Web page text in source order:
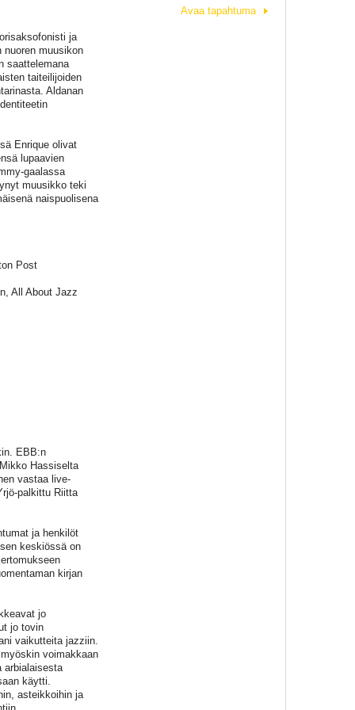
ja
muusikon
saattelemana
taiteilijoiden
Aldanan
Enrique olivat
lupaavien
gaalassa
muusikko teki
naispuolisena
Post
All About Jazz
EBB:n
Hassiselta
vastaa live-
palkittu Riitta
ja henkilöt
keskiössä on
kirjan
jo
jo tovin
vaikutteita jazziin.
voimakkaan
arbialaisesta
käytti.
asteikkoihin ja
Avaa tapahtuma